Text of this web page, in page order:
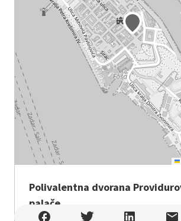
Polivalentna dvorana
palače
Polivalentna dvorana Providurove palače , Zadar